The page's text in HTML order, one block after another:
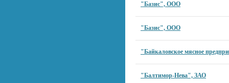
"Базис", ООО
"Базис", ООО
"Байкаловское мясное
"Балтимор-Нева", ЗАО